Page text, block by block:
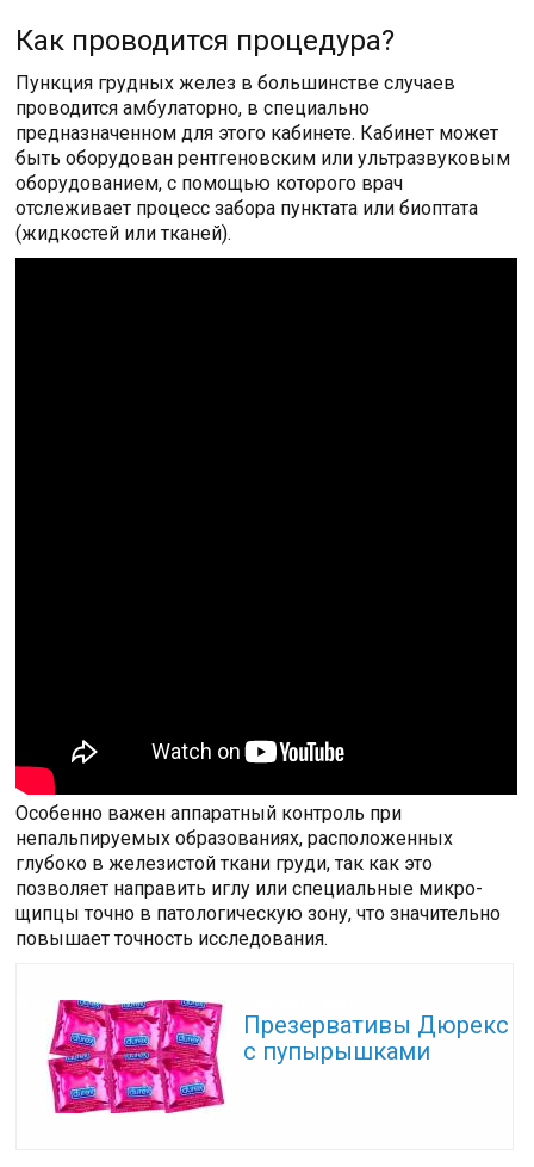
Как проводится процедура?
Пункция грудных желез в большинстве случаев
проводится амбулаторно, в специально
предназначенном для этого кабинете. Кабинет может
быть оборудован рентгеновским или ультразвуковым
оборудованием, с помощью которого врач
отслеживает процесс забора пунктата или биоптата
(жидкостей или тканей).
Особенно важен аппаратный контроль при
непальпируемых образованиях, расположенных
глубоко в железистой ткани груди, так как это
позволяет направить иглу или специальные микро-
щипцы точно в патологическую зону, что значительно
повышает точность исследования.
Презервативы Дюрекс
с пупырышками